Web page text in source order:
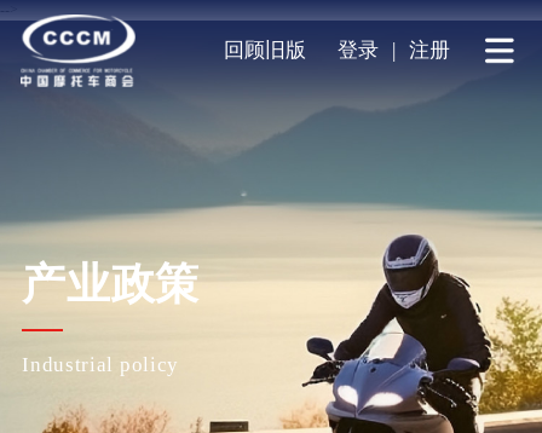
-->
回顾旧版 登录 注册
产业政策
Industrial policy